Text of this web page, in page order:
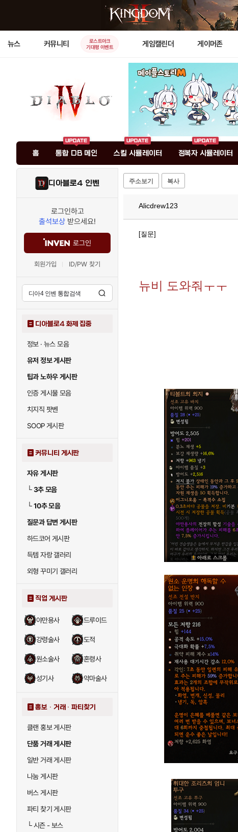
뉴스 커뮤니티
로스트아크
기대평 이벤트
게임캘린더 게이머존
홈 통합 DB 메인 스킬 시뮬레이터 정복자 시뮬레이터
디아블로4 인벤
로그인하고
출석보상 받으세요!
로그인
회원가입 ID/PW 찾기
디아블로4 화제 집중
정보 · 뉴스 모음
유저 정보 게시판
팁과 노하우 게시판
인증 게시물 모음
치지직 팟벤
SOOP 게시판
커뮤니티 게시판
자유 게시판
└3추 모음
└10추 모음
질문과 답변 게시판
하드코어 게시판
득템 자랑 갤러리
외형 꾸미기 갤러리
직업 게시판
야만용사 드루이드
강령술사 도적
원소술사 혼령사
성기사 악마술사
홍보 · 거래 · 파티찾기
클랜 홍보 게시판
단품 거래 게시판
일반 거래 게시판
나눔 게시판
버스 게시판
파티 찾기 게시판
└시즌 - 보스
주소보기 복사
Alicdrew123
[질문]
뉴비 도와줘ㅜㅜ